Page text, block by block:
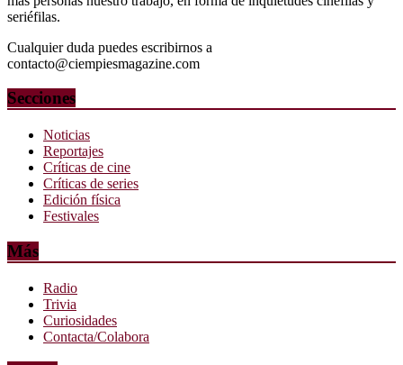
seriéfilas.
Cualquier duda puedes escribirnos a
contacto@ciempiesmagazine.com
Secciones
Noticias
Reportajes
Críticas de cine
Críticas de series
Edición física
Festivales
Más
Radio
Trivia
Curiosidades
Contacta/Colabora